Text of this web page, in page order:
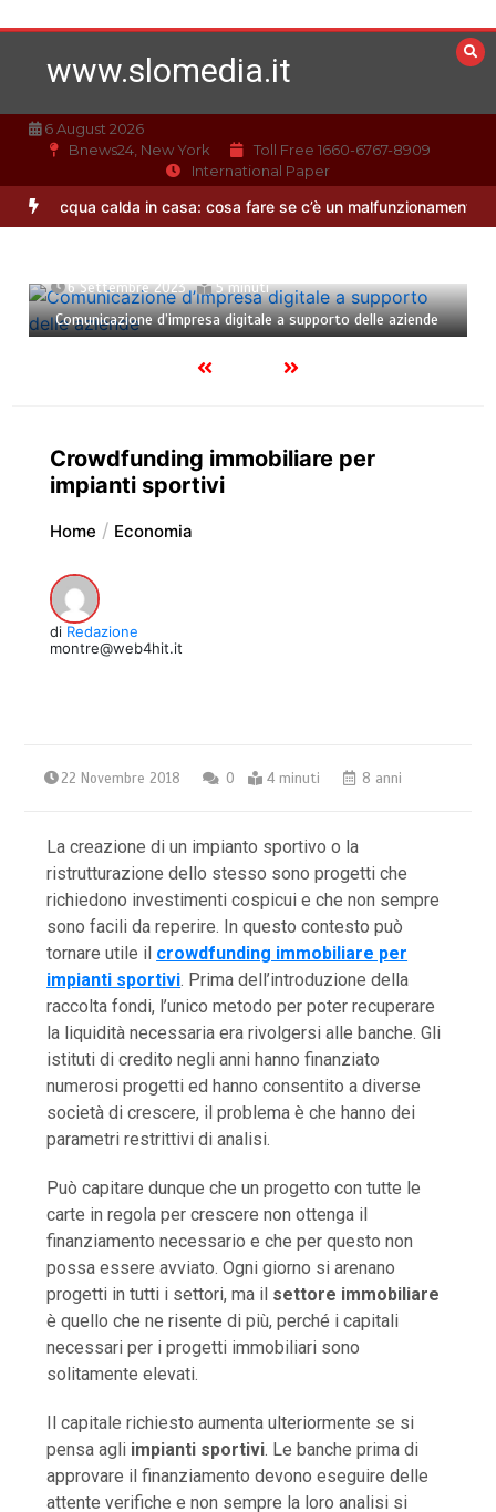
al
contenutowww.slomedia.it
6 August 2026
Bnews24, New York
Toll Free 1660-6767-8909
International Paper
Acqua calda in casa: cosa fare se c’è un malfunzionamento
6 Settembre 2023 5 minuti
Comunicazione d’impresa digitale a supporto delle aziende
Crowdfunding immobiliare per
impianti sportivi
Home Economia
di Redazione
montre@web4hit.it
22 Novembre 2018 0 4 minuti 8 anni
La creazione di un impianto sportivo o la
ristrutturazione dello stesso sono progetti che
richiedono investimenti cospicui e che non sempre
sono facili da reperire. In questo contesto può
tornare utile il crowdfunding immobiliare per
impianti sportivi. Prima dell’introduzione della
raccolta fondi, l’unico metodo per poter recuperare
la liquidità necessaria era rivolgersi alle banche. Gli
istituti di credito negli anni hanno finanziato
numerosi progetti ed hanno consentito a diverse
società di crescere, il problema è che hanno dei
parametri restrittivi di analisi.
Può capitare dunque che un progetto con tutte le
carte in regola per crescere non ottenga il
finanziamento necessario e che per questo non
possa essere avviato. Ogni giorno si arenano
progetti in tutti i settori, ma il settore immobiliare
è quello che ne risente di più, perché i capitali
necessari per i progetti immobiliari sono
solitamente elevati.
Il capitale richiesto aumenta ulteriormente se si
pensa agli impianti sportivi. Le banche prima di
approvare il finanziamento devono eseguire delle
attente verifiche e non sempre la loro analisi si